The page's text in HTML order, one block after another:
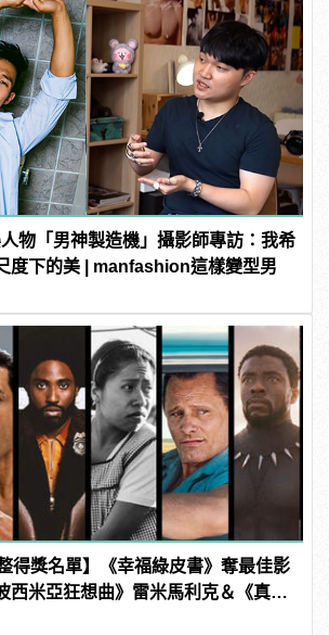
人物「男神製造機」攝影師專訪：我希
度下的美 | manfashion這樣變型男
得獎名單】《幸福綠皮書》奪最佳影
西米亞狂想曲》雷米馬利克＆《真
曼封影帝影后！